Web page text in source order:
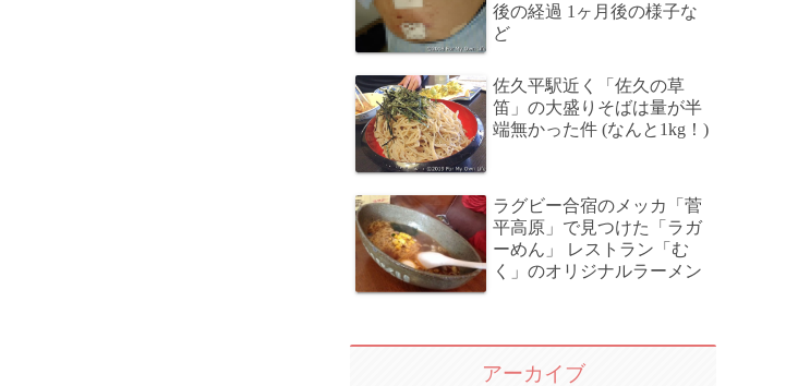
後の経過 1ヶ月後の様子な
ど
佐久平駅近く「佐久の草
笛」の大盛りそばは量が半
端無かった件 (なんと1kg！)
ラグビー合宿のメッカ「菅
平高原」で見つけた「ラガ
ーめん」 レストラン「む
く」のオリジナルラーメン
アーカイブ